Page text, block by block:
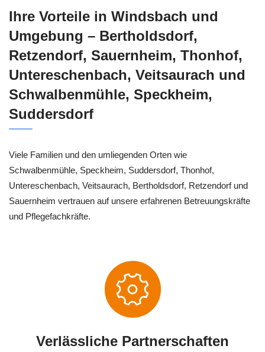
Ihre Vorteile in Windsbach und
Umgebung – Bertholdsdorf,
Retzendorf, Sauernheim, Thonhof,
Untereschenbach, Veitsaurach und
Schwalbenmühle, Speckheim,
Suddersdorf
Viele Familien und den umliegenden Orten wie
Schwalbenmühle, Speckheim, Suddersdorf, Thonhof,
Untereschenbach, Veitsaurach, Bertholdsdorf, Retzendorf und
Sauernheim vertrauen auf unsere erfahrenen Betreuungskräfte
und Pflegefachkräfte.
Verlässliche Partnerschaften